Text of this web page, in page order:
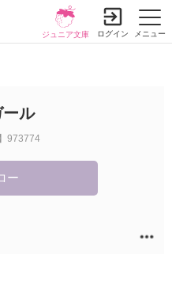
メニュー
ジュニア文庫 ログイン
ル
973774
ー